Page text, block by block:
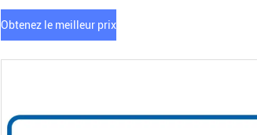
Obtenez le meilleur prix